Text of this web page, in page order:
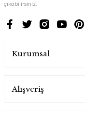
çıkabilirsiniz.
Kurumsal
Alışveriş